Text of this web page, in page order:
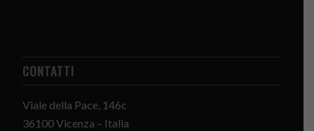
CONTATTI
Viale della Pace, 146c
36100 Vicenza – Italia